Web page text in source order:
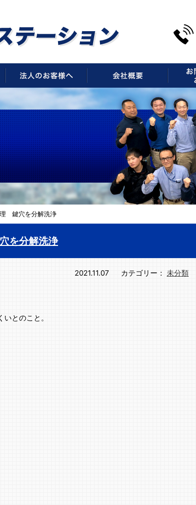
サービス 法人のお客様へ 会社概
鍵穴を分解洗浄
を分解洗浄
2021.11.07 カテゴリー： 未分類
とのこと。